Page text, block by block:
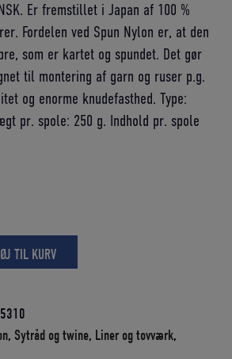
DKK.
er:
120,60 DKK.
Er fremstillet i Japan af 100 %
Fordelen ved Spun Nylon er, at den
som er kartet og spundet. Det gør
til montering af garn og ruser p.g.
og enorme knudefasthed. Type:
pr. spole: 250 g. Indhold pr. spole
TIL KURV
, Sytråd og twine, Liner og tovværk,